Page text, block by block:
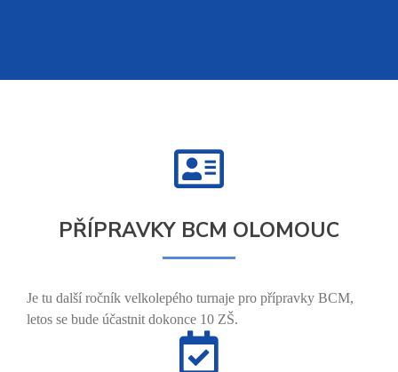
PŘÍPRAVKY BCM OLOMOUC
Je tu další ročník velkolepého turnaje pro přípravky BCM,
letos se bude účastnit dokonce 10 ZŠ.